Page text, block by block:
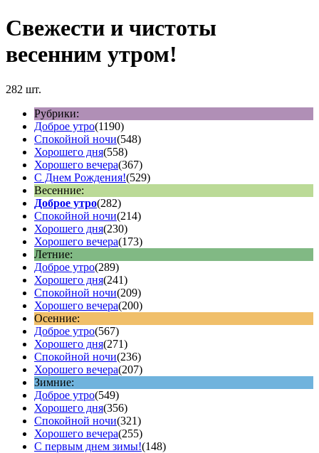
Свежести и чистоты
весенним утром!
282 шт.
Рубрики:
Доброе утро(1190)
Спокойной ночи(548)
Хорошего дня(558)
Хорошего вечера(367)
С Днем Рождения!(529)
Весенние:
Доброе утро(282)
Спокойной ночи(214)
Хорошего дня(230)
Хорошего вечера(173)
Летние:
Доброе утро(289)
Хорошего дня(241)
Спокойной ночи(209)
Хорошего вечера(200)
Осенние:
Доброе утро(567)
Хорошего дня(271)
Спокойной ночи(236)
Хорошего вечера(207)
Зимние:
Доброе утро(549)
Хорошего дня(356)
Спокойной ночи(321)
Хорошего вечера(255)
С первым днем зимы!(148)